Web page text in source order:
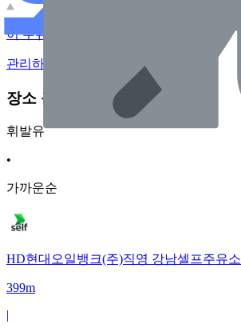
이 주유소의 사장님이신가요?
관리하기
장소 근처 주유소
휘발유
•
가까운순
HD현대오일뱅크(주)직영 강남셀프주유소
399m
|